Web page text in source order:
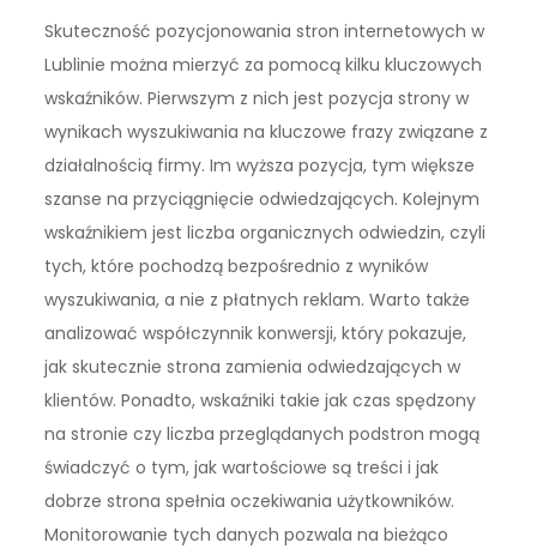
Skuteczność pozycjonowania stron internetowych w
Lublinie można mierzyć za pomocą kilku kluczowych
wskaźników. Pierwszym z nich jest pozycja strony w
wynikach wyszukiwania na kluczowe frazy związane z
działalnością firmy. Im wyższa pozycja, tym większe
szanse na przyciągnięcie odwiedzających. Kolejnym
wskaźnikiem jest liczba organicznych odwiedzin, czyli
tych, które pochodzą bezpośrednio z wyników
wyszukiwania, a nie z płatnych reklam. Warto także
analizować współczynnik konwersji, który pokazuje,
jak skutecznie strona zamienia odwiedzających w
klientów. Ponadto, wskaźniki takie jak czas spędzony
na stronie czy liczba przeglądanych podstron mogą
świadczyć o tym, jak wartościowe są treści i jak
dobrze strona spełnia oczekiwania użytkowników.
Monitorowanie tych danych pozwala na bieżąco